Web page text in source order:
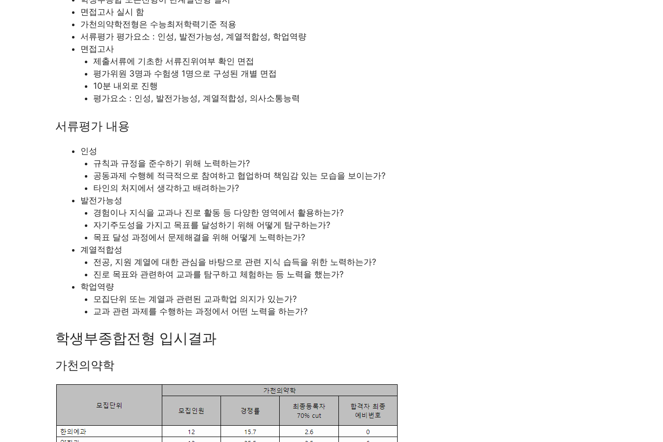
면접고사 실시 함
가천의약학전형은 수능최저학력기준 적용
서류평가 평가요소 : 인성, 발전가능성, 계열적합성, 학업역량
면접고사
제출서류에 기초한 서류진위여부 확인 면접
평가위원 3명과 수험생 1명으로 구성된 개별 면접
10분 내외로 진행
평가요소 : 인성, 발전가능성, 계열적합성, 의사소통능력
서류평가 내용
인성
규칙과 규정을 준수하기 위해 노력하는가?
공동과제 수행헤 적극적으로 참여하고 협업하며 책임감 있는 모습을 보이는가?
타인의 처지에서 생각하고 배려하는가?
발전가능성
경험이나 지식을 교과나 진로 활동 등 다양한 영역에서 활용하는가?
자기주도성을 가지고 목표를 달성하기 위해 어떻게 탐구하는가?
목표 달성 과정에서 문제해결을 위해 어떻게 노력하는가?
계열적합성
전공, 지원 계열에 대한 관심을 바탕으로 관련 지식 습득을 위한 노력하는가?
진로 목표와 관련하여 교과를 탐구하고 체험하는 등 노력을 했는가?
학업역량
모집단위 또는 계열과 관련된 교과학업 의지가 있는가?
교과 관련 과제를 수행하는 과정에서 어떤 노력을 하는가?
학생부종합전형 입시결과
가천의약학